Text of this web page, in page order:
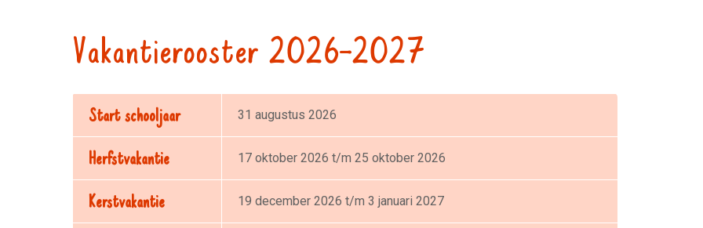
Vakantierooster 2026-2027
Start schooljaar 31 augustus 2026
Herfstvakantie 17 oktober 2026 t/m 25 oktober 2026
Kerstvakantie 19 december 2026 t/m 3 januari 2027